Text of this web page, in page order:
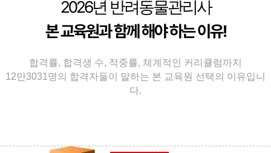
2026년 반려동물관리사
본 교육원과 함께 해야 하는 이유!
합격률, 합격생 수, 적중률, 체계적인 커리큘럼까지
12만3031명의 합격자들이 말하는 본 교육원 선택의 이유입니
다.